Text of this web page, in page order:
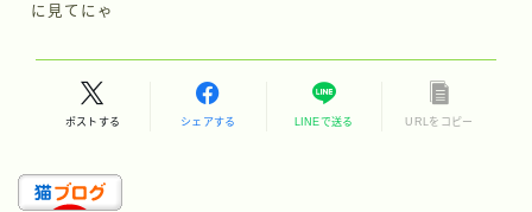
に見てにゃ
ポストする シェアする LINEで送る URLをコピー